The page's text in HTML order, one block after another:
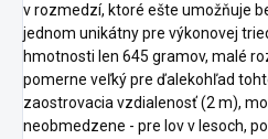
v rozmedzí, ktoré ešte umožňuje
jednom unikátny pre výkonovej
hmotnosti len 645 gramov, malé
pomerne veľký pre ďalekohľad
zaostrovacia vzdialenosť (2 m),
neobmedzene - pre lov v lesoch,